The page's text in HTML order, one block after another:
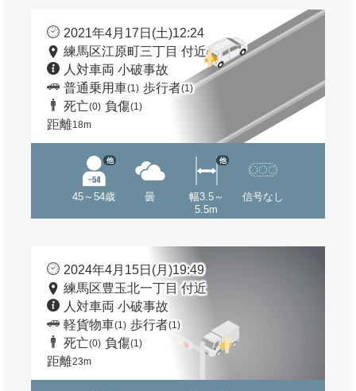
2021年4月17日(土)12:24
練馬区江原町三丁目 付近
人対車両 小破事故
普通乗用車(1) 歩行者(1)
死亡(0) 負傷(1)
距離18m
45～54歳
他
曇
幅3.5～
5.5m
他
信号なし
2024年4月15日(月)19:49
練馬区豊玉北一丁目 付近
人対車両 小破事故
軽貨物車(1) 歩行者(1)
死亡(0) 負傷(1)
距離23m